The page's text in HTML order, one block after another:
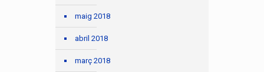
maig 2018
abril 2018
març 2018